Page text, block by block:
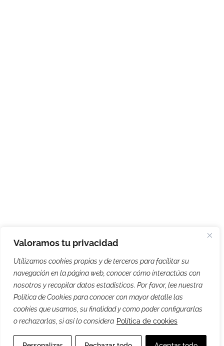
Valoramos tu privacidad
Utilizamos cookies propias y de terceros para facilitar su
navegación en la página web, conocer cómo interactúas con
nosotros y recopilar datos estadísticos. Por favor, lee nuestra
Política de Cookies para conocer con mayor detalle las
cookies que usamos, su finalidad y como poder configurarlas
o rechazarlas, si así lo considera Política de cookies